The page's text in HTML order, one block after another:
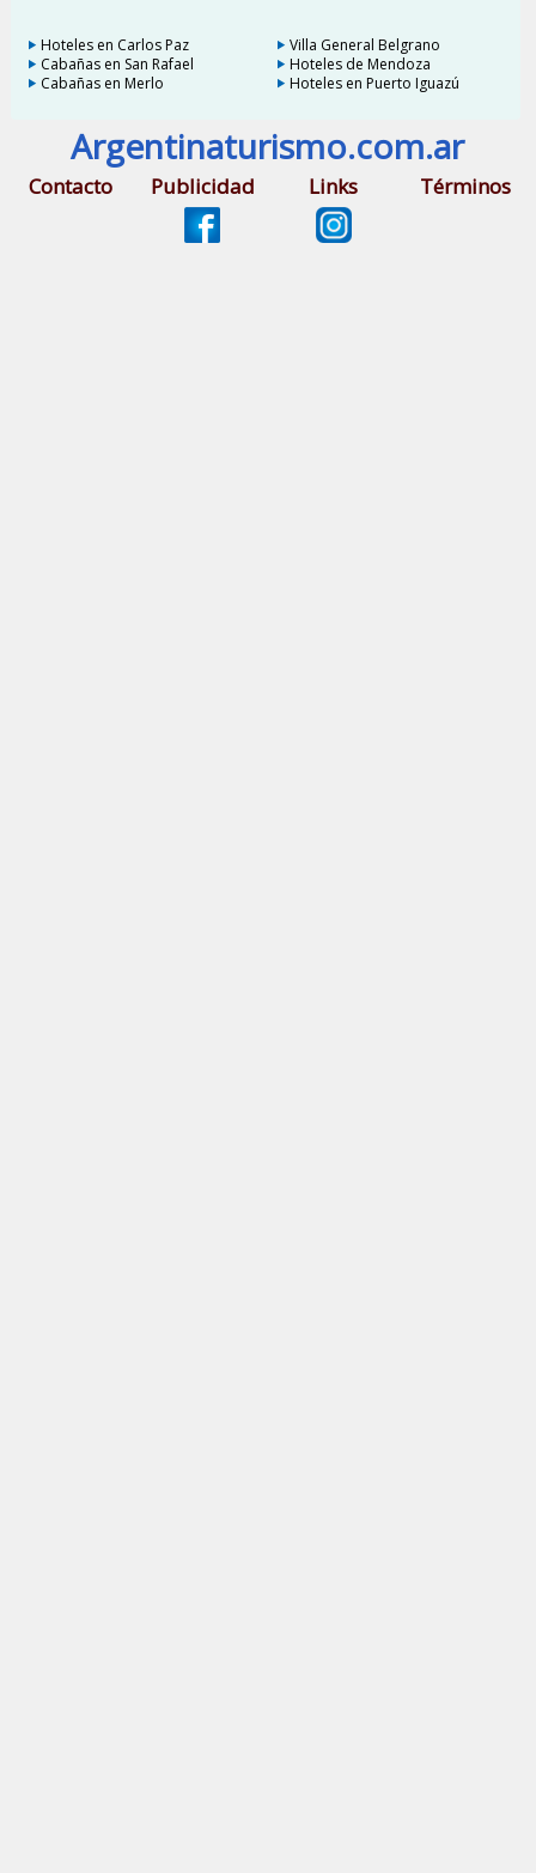
Hoteles en Carlos Paz
Villa General Belgrano
Cabañas en San Rafael
Hoteles de Mendoza
Cabañas en Merlo
Hoteles en Puerto Iguazú
Argentinaturismo.com.ar
Contacto Publicidad Links Términos